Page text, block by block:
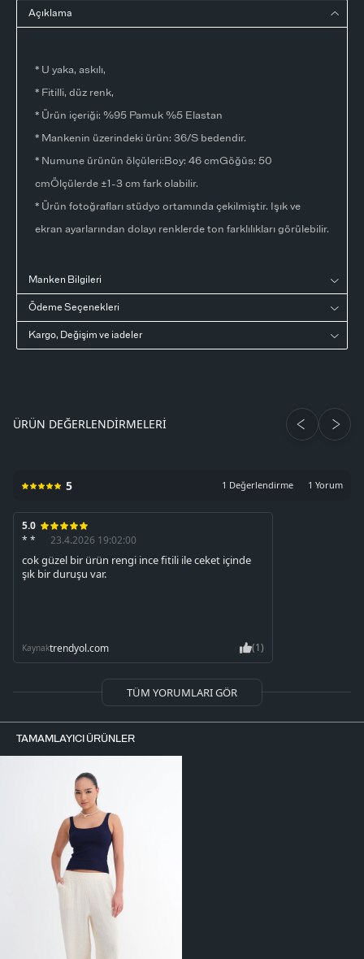
Açıklama
* U yaka, askılı,
* Fitilli, düz renk,
* Ürün içeriği: %95 Pamuk %5 Elastan
* Mankenin üzerindeki ürün: 36/S bedendir.
* Numune ürünün ölçüleri:Boy: 46 cmGöğüs: 50
cmÖlçülerde ±1-3 cm fark olabilir.
* Ürün fotoğrafları stüdyo ortamında çekilmiştir. Işık ve
ekran ayarlarından dolayı renklerde ton farklılıkları görülebilir.
Manken Bilgileri
Ödeme Seçenekleri
Kargo, Değişim ve iadeler
ÜRÜN DEĞERLENDIRMELERI
5 1 Değerlendirme 1 Yorum
5.0
* *
23.4.2026 19:02:00
cok güzel bir ürün rengi ince fitili ile ceket içinde
şık bir duruşu var.
Kaynaktrendyol.com (1)
TÜM YORUMLARI GÖR
TAMAMLAYICI ÜRÜNLER